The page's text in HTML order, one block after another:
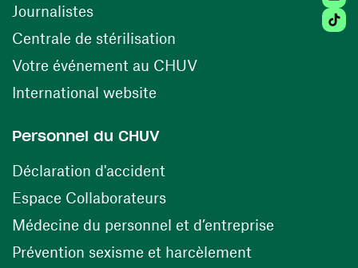
Journalistes
Centrale de stérilisation (opens in a new window)
Votre événement au CHUV(opens in a new
International website
Personnel du CHUV
Déclaration d'accident
Espace Collaborateurs(opens in a new window)
Médecine du personnel et d’entreprise
Prévention sexisme et harcèlement